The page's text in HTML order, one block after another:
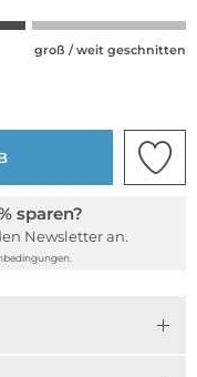
groß / weit geschnitten
sparen?
Newsletter an.